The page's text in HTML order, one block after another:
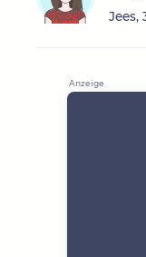
Jees,